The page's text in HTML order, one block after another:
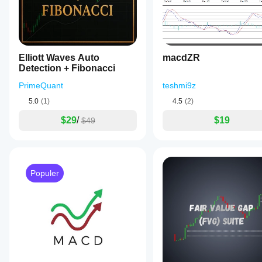
Elliott Waves Auto
Detection + Fibonacci
PrimeQuant
5.0 (1)
$29/ $49
macdZR
teshmi9z
4.5 (2)
$19
Populer